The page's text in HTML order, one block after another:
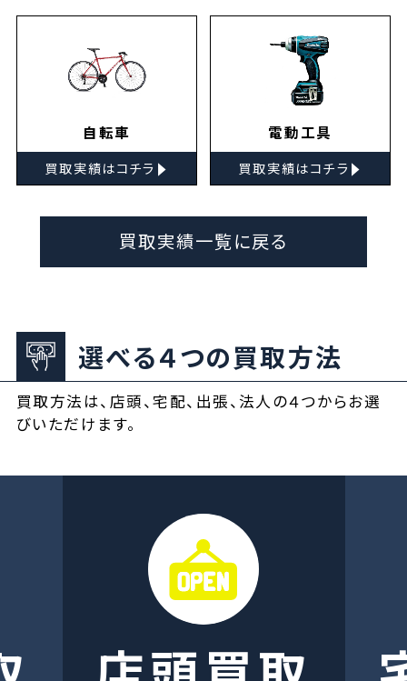
自転車
買取実績はコチラ ▸
電動工具
買取実績はコチラ ▸
買取実績一覧に戻る
選べる４つの買取方法
買取方法は、店頭、宅配、出張、法人の４つからお選
びいただけます。